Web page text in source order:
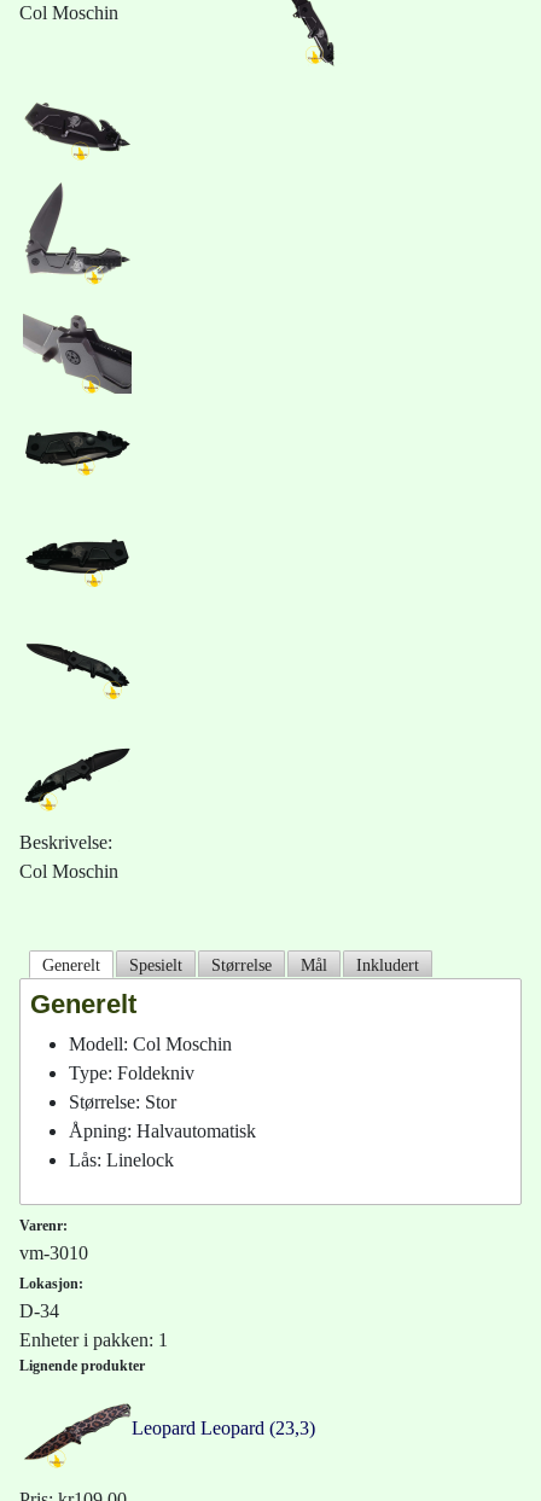
Col Moschin
Beskrivelse:
Col Moschin
Generelt Spesielt Størrelse Mål Inkludert
Generelt
Modell: Col Moschin
Type: Foldekniv
Størrelse: Stor
Åpning: Halvautomatisk
Lås: Linelock
Varenr:
vm-3010
Lokasjon:
D-34
Enheter i pakken: 1
Lignende produkter
Leopard Leopard (23,3)